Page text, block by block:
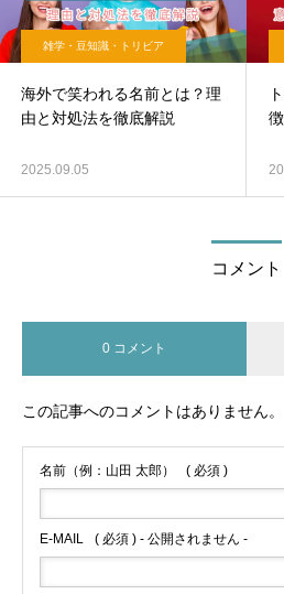
雑学・豆知識・トリビア
海外で笑われる名前とは？理
由と対処法を徹底解説
2025.09.05
コメント
0 コメント
この記事へのコメントはありません。
名前（例：山田 太郎） ( 必須 )
E-MAIL ( 必須 ) - 公開されません -